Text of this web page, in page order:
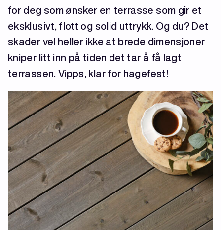
for deg som ønsker en terrasse som gir et
eksklusivt, flott og solid uttrykk. Og du? Det
skader vel heller ikke at brede dimensjoner
kniper litt inn på tiden det tar å få lagt
terrassen. Vipps, klar for hagefest!